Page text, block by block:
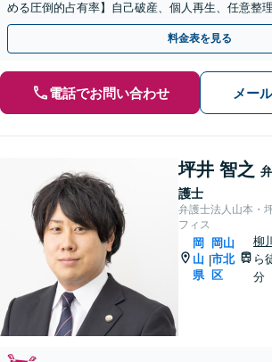
める圧倒的占有率】自己破産、個人再生、任意整
０件は言葉を超えた確かな信頼の証。
料金表を見る
電話でお問い合わせ メー
坪井 智之 弁
護士
弁護士法人山本・
フィス
岡
山
県
|
岡山
市北
区
柳
ら
分